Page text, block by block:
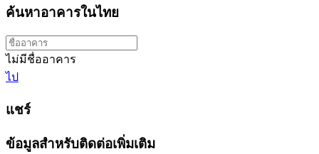
ค้นหาอาคารในไทย
ไม่มีชื่ออาคาร
ไป
แชร์
ข้อมูลสำหรับติดต่อเพิ่มเติม